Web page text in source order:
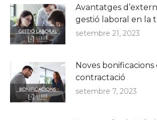
Avantatges
gestió laboral en la
setembre 21, 2023
Noves bonificacions
contractació
setembre 7, 2023